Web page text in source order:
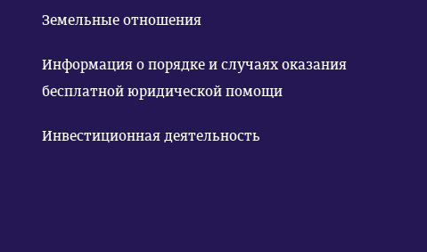
Земельные отношения
Информация о порядке и случаях оказания
бесплатной юридической помощи
Инвестиционная деятельность